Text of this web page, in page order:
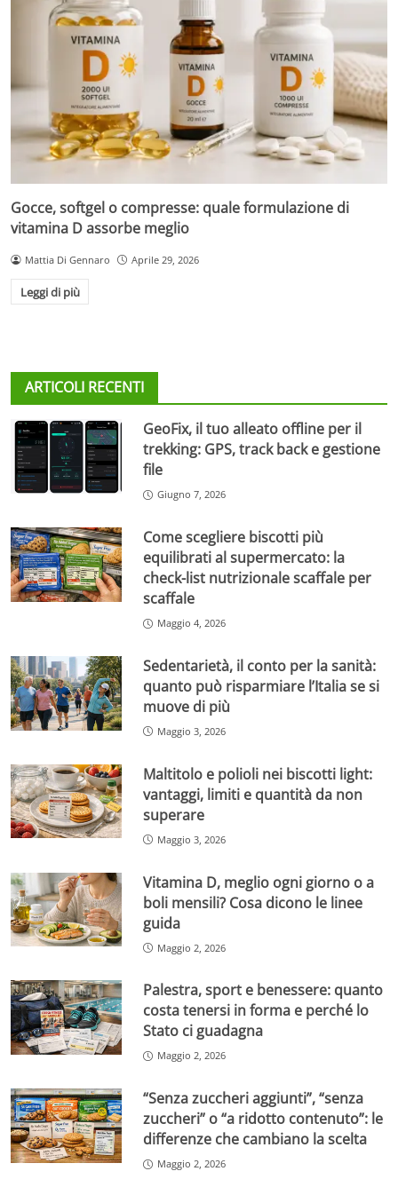
Gocce, softgel o compresse: quale formulazione di
vitamina D assorbe meglio
Mattia Di Gennaro Aprile 29, 2026
Leggi di più
ARTICOLI RECENTI
GeoFix, il tuo alleato offline per il
trekking: GPS, track back e gestione
file
Giugno 7, 2026
Come scegliere biscotti più
equilibrati al supermercato: la
check-list nutrizionale scaffale per
scaffale
Maggio 4, 2026
Sedentarietà, il conto per la sanità:
quanto può risparmiare l’Italia se si
muove di più
Maggio 3, 2026
Maltitolo e polioli nei biscotti light:
vantaggi, limiti e quantità da non
superare
Maggio 3, 2026
Vitamina D, meglio ogni giorno o a
boli mensili? Cosa dicono le linee
guida
Maggio 2, 2026
Palestra, sport e benessere: quanto
costa tenersi in forma e perché lo
Stato ci guadagna
Maggio 2, 2026
“Senza zuccheri aggiunti”, “senza
zuccheri” o “a ridotto contenuto”: le
differenze che cambiano la scelta
Maggio 2, 2026